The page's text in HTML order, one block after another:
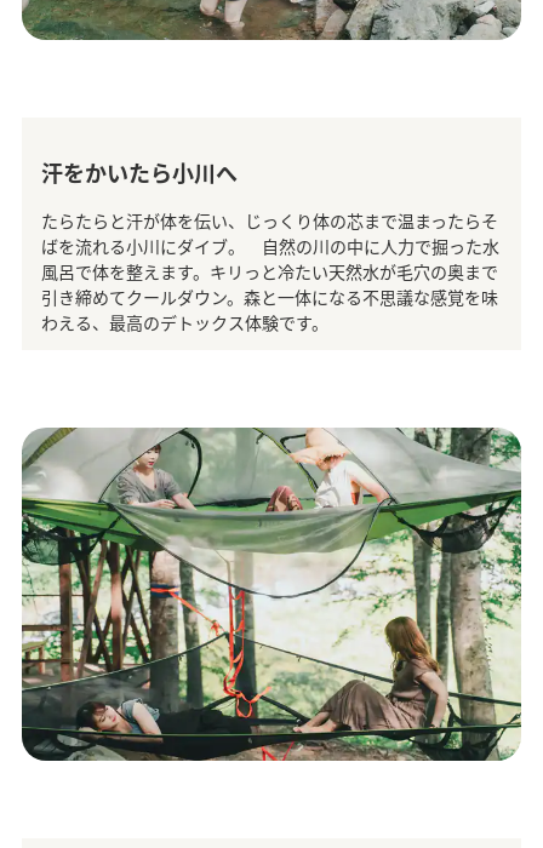
汗をかいたら小川へ
たらたらと汗が体を伝い、じっくり体の芯まで温まったらそ
ばを流れる小川にダイブ。 自然の川の中に人力で掘った水
風呂で体を整えます。キリっと冷たい天然水が毛穴の奥まで
引き締めてクールダウン。森と一体になる不思議な感覚を味
わえる、最高のデトックス体験です。